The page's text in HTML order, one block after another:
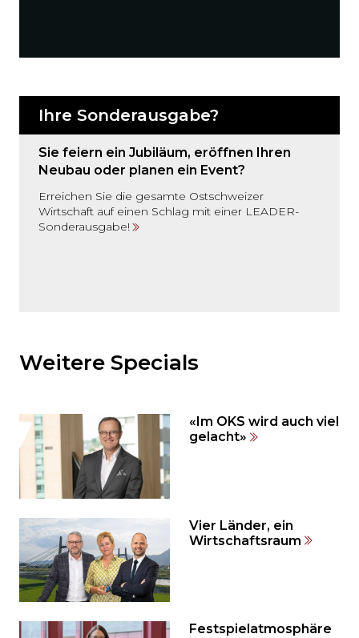
Ihre Sonderausgabe?
Sie feiern ein Jubiläum, eröffnen Ihren
Neubau oder planen ein Event?
Erreichen Sie die gesamte Ostschweizer
Wirtschaft auf einen Schlag mit einer LEADER-
Sonderausgabe!
den
Inhalt
auslassen
und
direkt
springen?
Weitere Specials
«Im OKS wird auch viel
gelacht»
Vier Länder, ein
Wirtschaftsraum
Festspielatmosphäre